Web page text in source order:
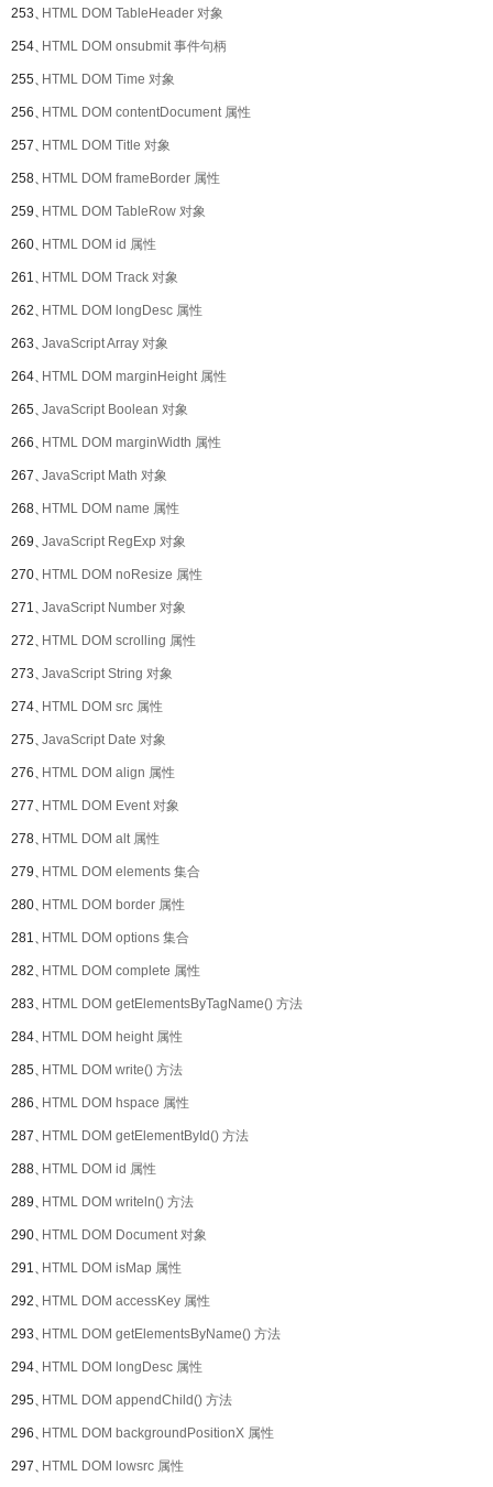
253、HTML DOM TableHeader 对象
254、HTML DOM onsubmit 事件句柄
255、HTML DOM Time 对象
256、HTML DOM contentDocument 属性
257、HTML DOM Title 对象
258、HTML DOM frameBorder 属性
259、HTML DOM TableRow 对象
260、HTML DOM id 属性
261、HTML DOM Track 对象
262、HTML DOM longDesc 属性
263、JavaScript Array 对象
264、HTML DOM marginHeight 属性
265、JavaScript Boolean 对象
266、HTML DOM marginWidth 属性
267、JavaScript Math 对象
268、HTML DOM name 属性
269、JavaScript RegExp 对象
270、HTML DOM noResize 属性
271、JavaScript Number 对象
272、HTML DOM scrolling 属性
273、JavaScript String 对象
274、HTML DOM src 属性
275、JavaScript Date 对象
276、HTML DOM align 属性
277、HTML DOM Event 对象
278、HTML DOM alt 属性
279、HTML DOM elements 集合
280、HTML DOM border 属性
281、HTML DOM options 集合
282、HTML DOM complete 属性
283、HTML DOM getElementsByTagName() 方法
284、HTML DOM height 属性
285、HTML DOM write() 方法
286、HTML DOM hspace 属性
287、HTML DOM getElementById() 方法
288、HTML DOM id 属性
289、HTML DOM writeln() 方法
290、HTML DOM Document 对象
291、HTML DOM isMap 属性
292、HTML DOM accessKey 属性
293、HTML DOM getElementsByName() 方法
294、HTML DOM longDesc 属性
295、HTML DOM appendChild() 方法
296、HTML DOM backgroundPositionX 属性
297、HTML DOM lowsrc 属性